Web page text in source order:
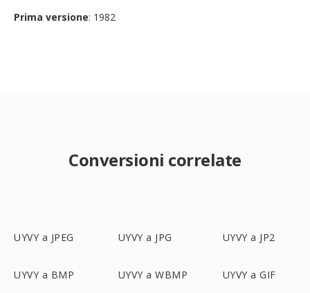
Prima versione: 1982
Conversioni correlate
UYVY a JPEG UYVY a JPG UYVY a JP2
UYVY a BMP UYVY a WBMP UYVY a GIF